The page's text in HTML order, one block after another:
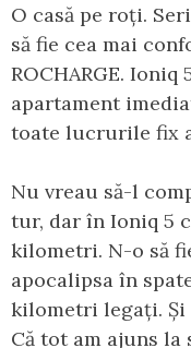
O casă pe roți.
să fie cea mai
ROCHARGE.
apartament
toate lucrurile fix
Nu vreau să-l
tur, dar în Ioniq 5
kilometri. N-o să
apocalipsa în
kilometri legați. Și
Că tot am ajuns